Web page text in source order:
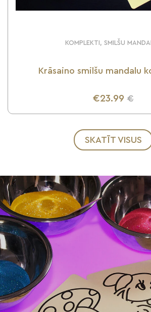
KOMPLEKTI, SMILŠU
Krāsaino smilšu mandalu
€23.99 €
UZZINI VAIRĀK
SKATĪT VISUS